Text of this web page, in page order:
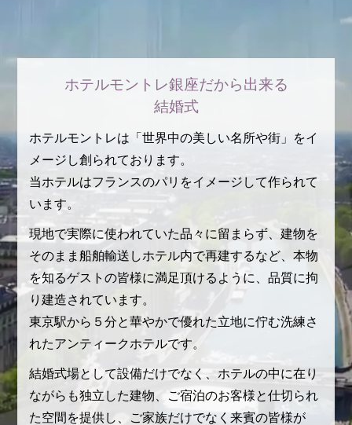
ホテルモントレ銀座だから出来る
結婚式
ホテルモントレは「世界中の美しい名所や街」をイ
メージし創られております。
当ホテルはフランスのパリをイメージして作られて
います。
現地で実際に使われていた品々に留まらず、建物を
そのまま船舶輸送しホテル内で再建するなど、本物
を知るゲストの皆様に満足頂けるように、品質に拘
り建造されています。
東京駅から５分と華やかで優れた立地に佇む洗練さ
れたアンティークホテルです。
結婚式場として設備だけでなく、ホテルの中に在り
ながらも独立した建物、ご宿泊のお客様と仕切られ
た空間を提供し、ご家族だけでなく来賓の皆様が